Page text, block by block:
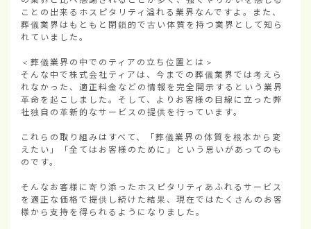
ことの出来るホスピタリティ溢れる業界なんですよ。また、
葬儀業界はもともと閉鎖的で古い体質を持つ業界として知ら
れていました。
＜葬儀業界の中でのティアの立ち位置とは＞
そんな中で株式会社ティアは、今までの葬儀業界では考えら
れなかった、適正料金などの情報を完全開示するという業界
革命を起こしました。そして、よりお客様の目線に立った弊
社独自の革新的なサービスの提供を行っています。
これらの取り組みはすべて、「葬儀業界の体質を根本から変
えたい」「全てはお客様のために」という思いがあってのも
のです。
そんなお客様に寄り添ったホスピタリティあふれるサービス
を適正な価格で提供し続けた結果、現在ではたくさんのお客
様から支持を得られるようになりました。